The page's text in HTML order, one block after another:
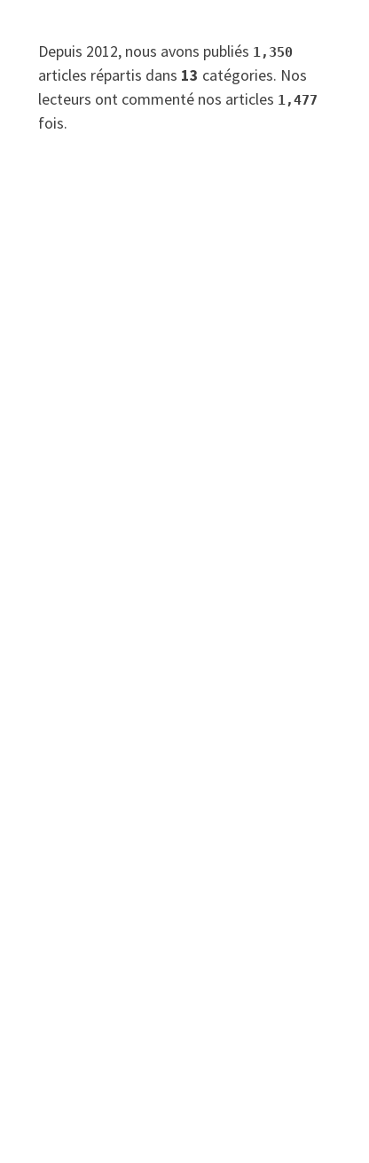
Depuis 2012, nous avons publiés 1,350
articles répartis dans 13 catégories. Nos
lecteurs ont commenté nos articles 1,477
fois.